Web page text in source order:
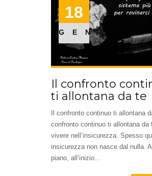
18
GEN
Il confronto
ti allontana da te
Il confronto continuo ti allontana
confronto continuo ti allontana da
vivere nell’insicurezza. Spesso
insicurezza non nasce dal nulla.
piano, all’inizio...